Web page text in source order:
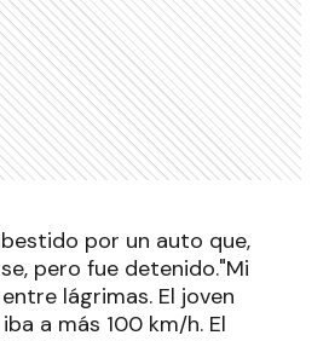
por un auto que,
pero fue detenido."Mi
lágrimas. El joven
a más 100 km/h. El